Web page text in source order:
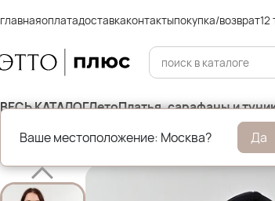
главнаяоплатадоставкаконтактыпокупка/возврат12
ВЕСЬ КАТАЛОГЛетоПлатья, сарафаны и
Главная Костюмы и комплекты
Ваше местоположение: Москва? Да